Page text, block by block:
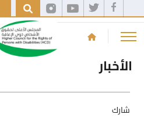
الأخبار
شارك